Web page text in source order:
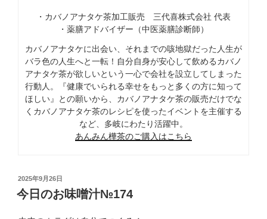
・カバノアナタケ茶加工販売 三代喜株式会社 代表
・薬膳アドバイザー（中医薬膳診断師）
カバノアナタケに出会い、それまでの咳地獄だった人生が
バラ色の人生へと一転！自分自身が安心して飲めるカバノ
アナタケ茶が欲しいという一心で会社を設立してしまった
行動人。『健康でいられる幸せをもっと多くの方に知って
ほしい』との願いから、カバノアナタケ茶の販売だけでな
くカバノアナタケ茶のレシピを使ったイベントを主催する
など、多岐にわたり活躍中。
あんみん樺茶のご購入はこちら
投
稿
日:
2025年9月26日
今日のお味噌汁№174